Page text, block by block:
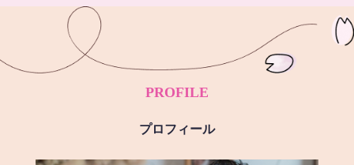
PROFILE
プロフィール